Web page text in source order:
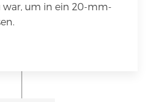
war, um in ein 20-mm-